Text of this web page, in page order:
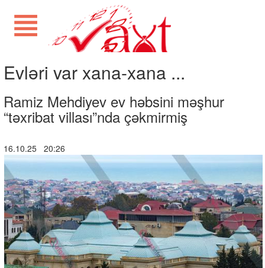
Evləri var xana-xana ...
Ramiz Mehdiyev ev həbsini məşhur
“təxribat villası”nda çəkmirmiş
16.10.25 20:26